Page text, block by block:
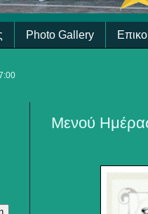
Photo Gallery
Μενού